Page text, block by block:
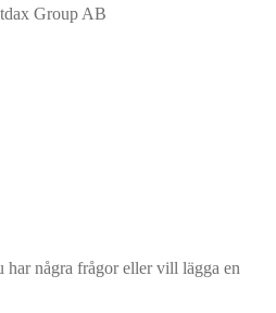
Group AB
har några frågor eller vill lägga en